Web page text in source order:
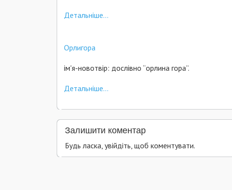
Детальніше...
Орлигора
ім'я-новотвір: дослівно “орлина гора”.
Детальніше...
Залишити коментар
Будь ласка, увійдіть, щоб коментувати.